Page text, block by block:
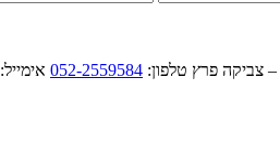
052-2559584 אימייל: